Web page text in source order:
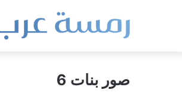
صور بنات 6